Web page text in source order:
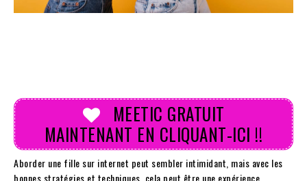
MEETIC GRATUIT
MAINTENANT EN CLIQUANT-ICI !!
Aborder une fille sur internet peut sembler intimidant, mais avec les